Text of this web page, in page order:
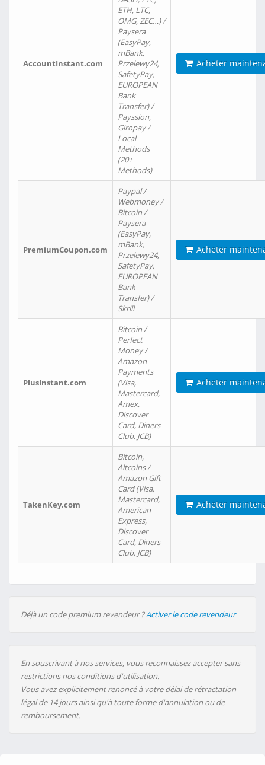
AccountInstant.com
ETH, LTC,
OMG, ZEC…) /
Paysera
(EasyPay,
mBank,
Przelewy24,
SafetyPay,
EUROPEAN
Bank
Transfer) /
Payssion,
Giropay /
Local
Methods
(20+
Methods)
Acheter
PremiumCoupon.com
Paypal /
Webmoney /
Bitcoin /
Paysera
(EasyPay,
mBank,
Przelewy24,
SafetyPay,
EUROPEAN
Bank
Transfer) /
Skrill
Acheter
PlusInstant.com
Bitcoin /
Perfect
Money /
Amazon
Payments
(Visa,
Mastercard,
Amex,
Discover
Card, Diners
Club, JCB)
Acheter
TakenKey.com
Bitcoin,
Altcoins /
Amazon Gift
Card (Visa,
Mastercard,
American
Express,
Discover
Card, Diners
Club, JCB)
Acheter
Déjà un code premium revendeur ?Activer le code revendeur
En souscrivant à nos services, vous reconnaissez accepter sans
restrictions nos conditions d'utilisation.
Vous avez explicitement renoncé à votre délai de rétractation
légal de 14 jours ainsi qu'à toute forme d'annulation ou de
remboursement.